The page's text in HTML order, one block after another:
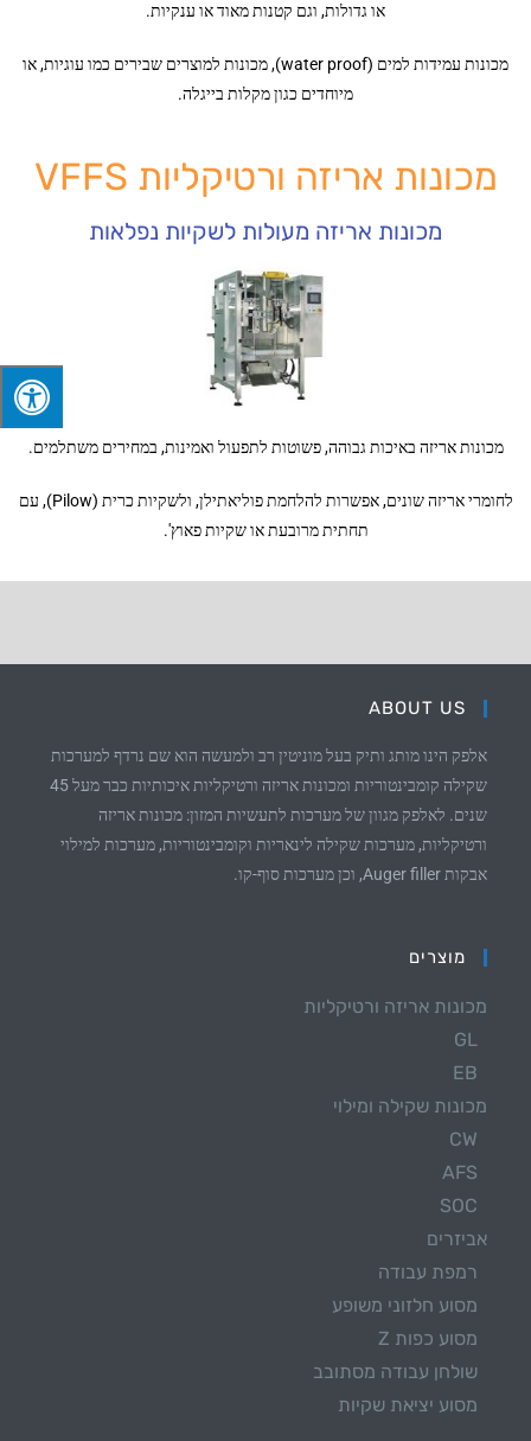
או גדולות, וגם קטנות מאוד או ענקיות.
מכונות עמידות למים (water proof), מכונות למוצרים שבירים כמו עוגיות, או
מיוחדים כגון מקלות בייגלה.
מכונות אריזה ורטיקליות VFFS
מכונות אריזה מעולות לשקיות נפלאות
מכונות אריזה באיכות גבוהה, פשוטות לתפעול ואמינות, במחירים משתלמים.
לחומרי אריזה שונים, אפשרות להלחמת פוליאתילן, ולשקיות כרית (Pilow), עם
תחתית מרובעת או שקיות פאוץ'.
ABOUT US
אלפק הינו מותג ותיק בעל מוניטין רב ולמעשה הוא שם נרדף למערכות
שקילה קומבינטוריות ומכונות אריזה ורטיקליות איכותיות כבר מעל 45
שנים. לאלפק מגוון של מערכות לתעשיות המזון: מכונות אריזה
ורטיקליות, מערכות שקילה לינאריות וקומבינטוריות, מערכות למילוי
אבקות Auger filler, וכן מערכות סוף-קו.
מוצרים
מכונות אריזה ורטיקליות
GL
EB
מכונות שקילה ומילוי
CW
AFS
SOC
אביזרים
רמפת עבודה
מסוע חלזוני משופע
מסוע כפות Z
שולחן עבודה מסתובב
מסוע יציאת שקיות